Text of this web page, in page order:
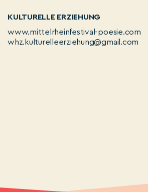
KULTURELLE ERZIEHUNG
www.mittelrheinfestival-poesie.com
whz.kulturelleerziehung@gmail.com